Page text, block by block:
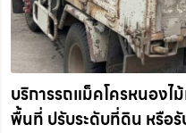
บริการรถแม็คโครหนองไ
พื้นที่ ปรับระดับที่ดิน หรือ